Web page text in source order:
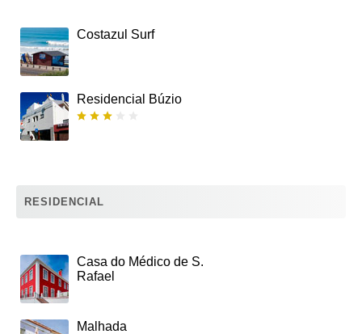
Costazul Surf
Residencial Búzio
RESIDENCIAL
Casa do Médico de S.
Rafael
Malhada